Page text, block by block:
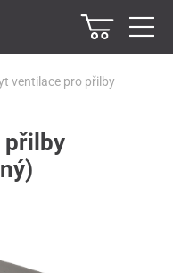
ventilace pro přilby
přilby